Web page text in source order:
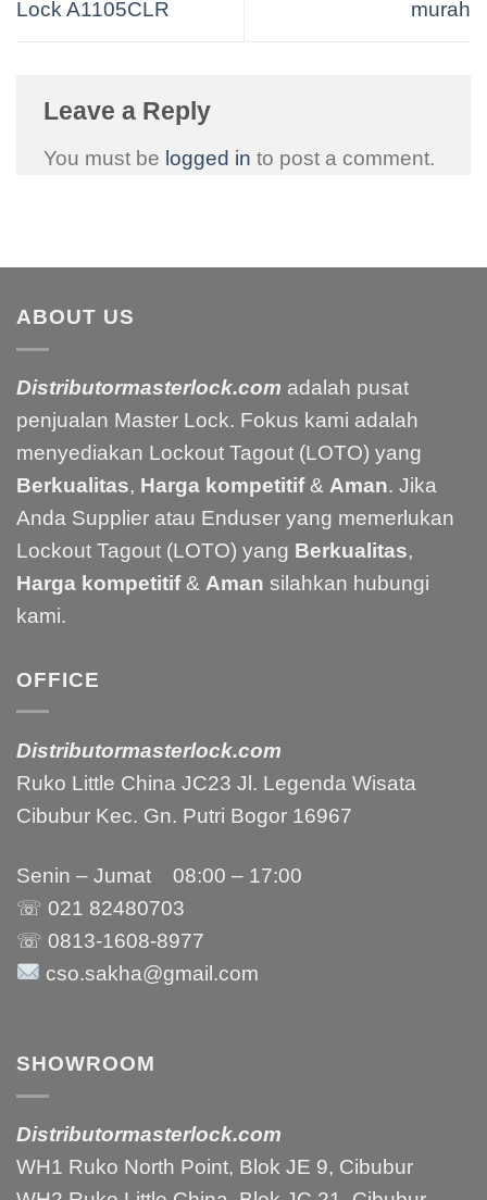
Lock A1105CLR
murah
Leave a Reply
You must be logged in to post a comment.
ABOUT US
Distributormasterlock.com adalah pusat
penjualan Master Lock. Fokus kami adalah
menyediakan Lockout Tagout (LOTO) yang
Berkualitas, Harga kompetitif& Aman. Jika
Anda Supplier atau Enduser yang memerlukan
Lockout Tagout (LOTO) yang Berkualitas,
Harga kompetitif& Aman silahkan hubungi
kami.
OFFICE
Distributormasterlock.com
Ruko Little China JC23 Jl. Legenda Wisata
Cibubur Kec. Gn. Putri Bogor 16967
Senin – Jumat 08:00 – 17:00
☏ 021 82480703
☏ 0813-1608-8977
cso.sakha@gmail.com
SHOWROOM
Distributormasterlock.com
WH1 Ruko North Point, Blok JE 9, Cibubur